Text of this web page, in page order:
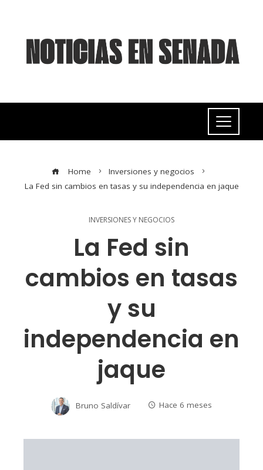
Home
Inversiones y negocios
La Fed sin cambios en tasas y su independencia en jaque
INVERSIONES Y NEGOCIOS
La Fed sin
cambios en tasas
y su
independencia en
jaque
Bruno Saldívar Hace 6 meses